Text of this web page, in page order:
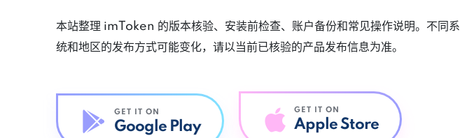
本站整理 imToken 的版本核验、安装前检查、账户备份和常见操作说明。不同系
统和地区的发布方式可能变化，请以当前已核验的产品发布信息为准。
GET IT ON
Google Play
GET IT ON
Apple Store